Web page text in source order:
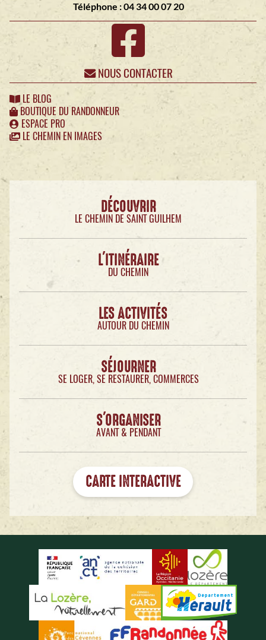
Téléphone : 04 34 00 07 20
NOUS CONTACTER
LE BLOG
BOUTIQUE DU RANDONNEUR
ESPACE PRO
LE CHEMIN EN IMAGES
DÉCOUVRIR
LE CHEMIN DE SAINT GUILHEM
L'ITINÉRAIRE
DU CHEMIN
LES ACTIVITÉS
AUTOUR DU CHEMIN
SÉJOURNER
SE LOGER, SE RESTAURER, COMMERCES
S'ORGANISER
AVANT & PENDANT
CARTE INTERACTIVE